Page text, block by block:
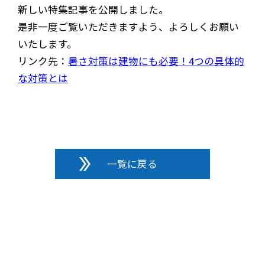
新しい特集記事を公開しました。
是非一度ご覧いただきますよう、よろしくお願い
いたします。
リンク先： 暑さ対策は建物にも必要！4つの具体的
な対策とは
一覧に戻る